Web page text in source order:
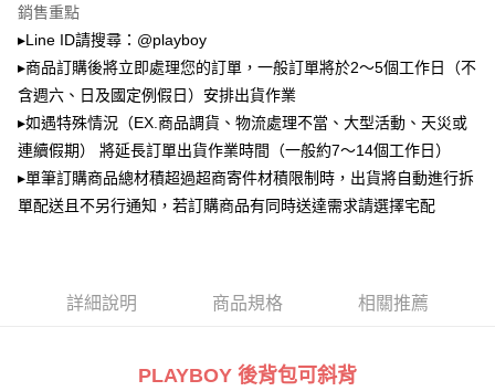
買賣價金債權讓與本公司後，依約使用本公司帳單繳交帳款。
2.基於同意付款使用「大哥付你分期」之契約關係目的，商店將以您的個人
資料（包含姓名、電話或地址）提供予台灣大哥大進項蒐集、處理及利用，
由本公司與您本人進行分期帳單所需資料之確認、核對及更正。
3.完整用戶服務條款，請詳閱以下連結：https://oppay.tw/userRule
7-11取貨付款
每筆NT$100，滿NT$900(含以上)免運費
付款後7-11取貨
每筆NT$100，滿NT$700(含以上)免運費
宅配
每筆NT$100，滿NT$700(含以上)免運費
銷售重點
▸Line ID請搜尋：@playboy
▸商品訂購後將立即處理您的訂單，一般訂單將於2～5個工作日（不
含週六、日及國定例假日）安排出貨作業
▸如遇特殊情況（EX.商品調貨、物流處理不當、大型活動、天災或
連續假期） 將延長訂單出貨作業時間（一般約7～14個工作日）
▸單筆訂購商品總材積超過超商寄件材積限制時，出貨將自動進行拆
單配送且不另行通知，若訂購商品有同時送達需求請選擇宅配
詳細說明 商品規格 相關推薦
PLAYBOY 後背包可斜背